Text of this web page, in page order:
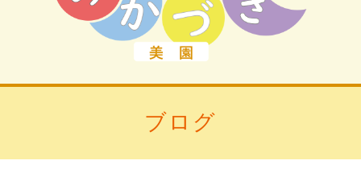
ブログ